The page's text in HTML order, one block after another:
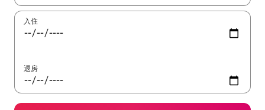
入住
退房